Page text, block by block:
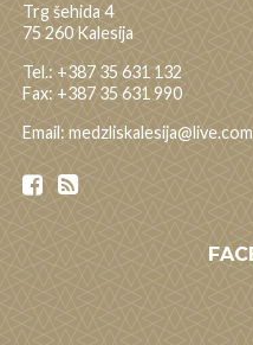
Trg šehida 4
75 260 Kalesija
Tel.: +387 35 631 132
Fax: +387 35 631 990
Email: medzliskalesija@live.com